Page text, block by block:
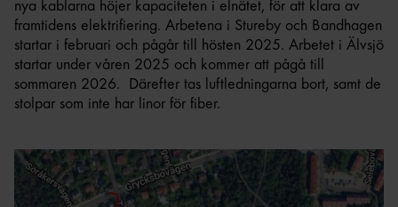
nya kablarna höjer kapaciteten i elnätet, för att klara av
framtidens elektrifiering. Arbetena i Stureby och Bandhagen
startar i februari och pågår till hösten 2025. Arbetet i Älvsjö
startar under våren 2025 och kommer att pågå till
sommaren 2026. Därefter tas luftledningarna bort, samt de
stolpar som inte har linor för fiber.